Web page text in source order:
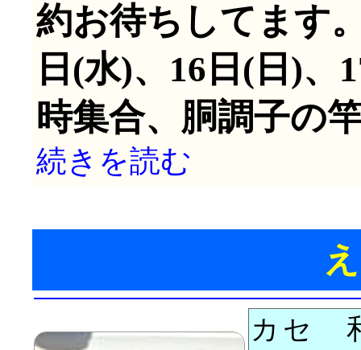
約お待ちしてます
日(水)、16日(日)、
時集合、胴調子の
続きを読む
カセ